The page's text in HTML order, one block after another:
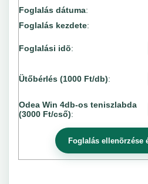
Foglalás dátuma:
Foglalás kezdete:
Foglalási idõ:
Ütőbérlés (1000 Ft/db):
Odea Win 4db-os teniszlabda
(3000 Ft/cső):